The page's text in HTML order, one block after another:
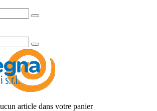
article dans votre panier